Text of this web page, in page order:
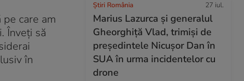
care am
Înveți să
în
Știri România 27 iul.
Marius Lazurca și generalul
Gheorghiță Vlad, trimiși de
președintele Nicușor Dan în
SUA în urma incidentelor cu
drone